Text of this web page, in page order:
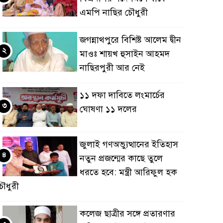
এমপি নাছির চৌধুরী
জগন্নাথপুরে বিশিষ্ট আলেম দ্বীন
মাওঃ শায়খ হুসাইন আহমদ
নাছিরপুরী আর নেই
২
১১ দফা দাবিতে লংমার্চের
ঘোষণা ১১ দলের
৩
জুলাই গণঅভ্যুত্থানের ইতিহাস
নতুন প্রজন্মের কাছে তুলে
ধরতে হবে: মন্ত্রী আরিফুল হক
৪
কলেজ ছাত্রীর সঙ্গে প্রতারণার